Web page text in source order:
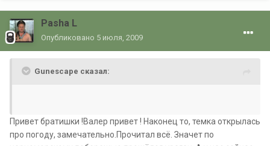
Pasha L
Опубликовано 5 июля, 2009
Gunescape сказал:
Привет братишки !Валер привет ! Наконец то, темка открылась
про погоду, замечательно.Прочитал всё. Значет по